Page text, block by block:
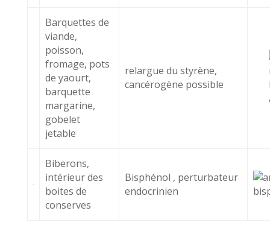
Barquettes de
viande,
poisson,
fromage, pots
de yaourt,
barquette
margarine,
gobelet
jetable
relargue du styrène,
cancérogène possible
Biberons,
intérieur des
boites de
conserves
Bisphénol , perturbateur
endocrinien